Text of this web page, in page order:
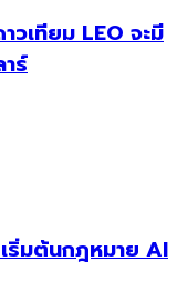
เทียม LEO จะมี
ร์
ริ่มต้นกฎหมาย AI